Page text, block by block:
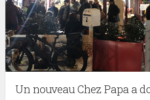
Un nouveau Chez Papa a